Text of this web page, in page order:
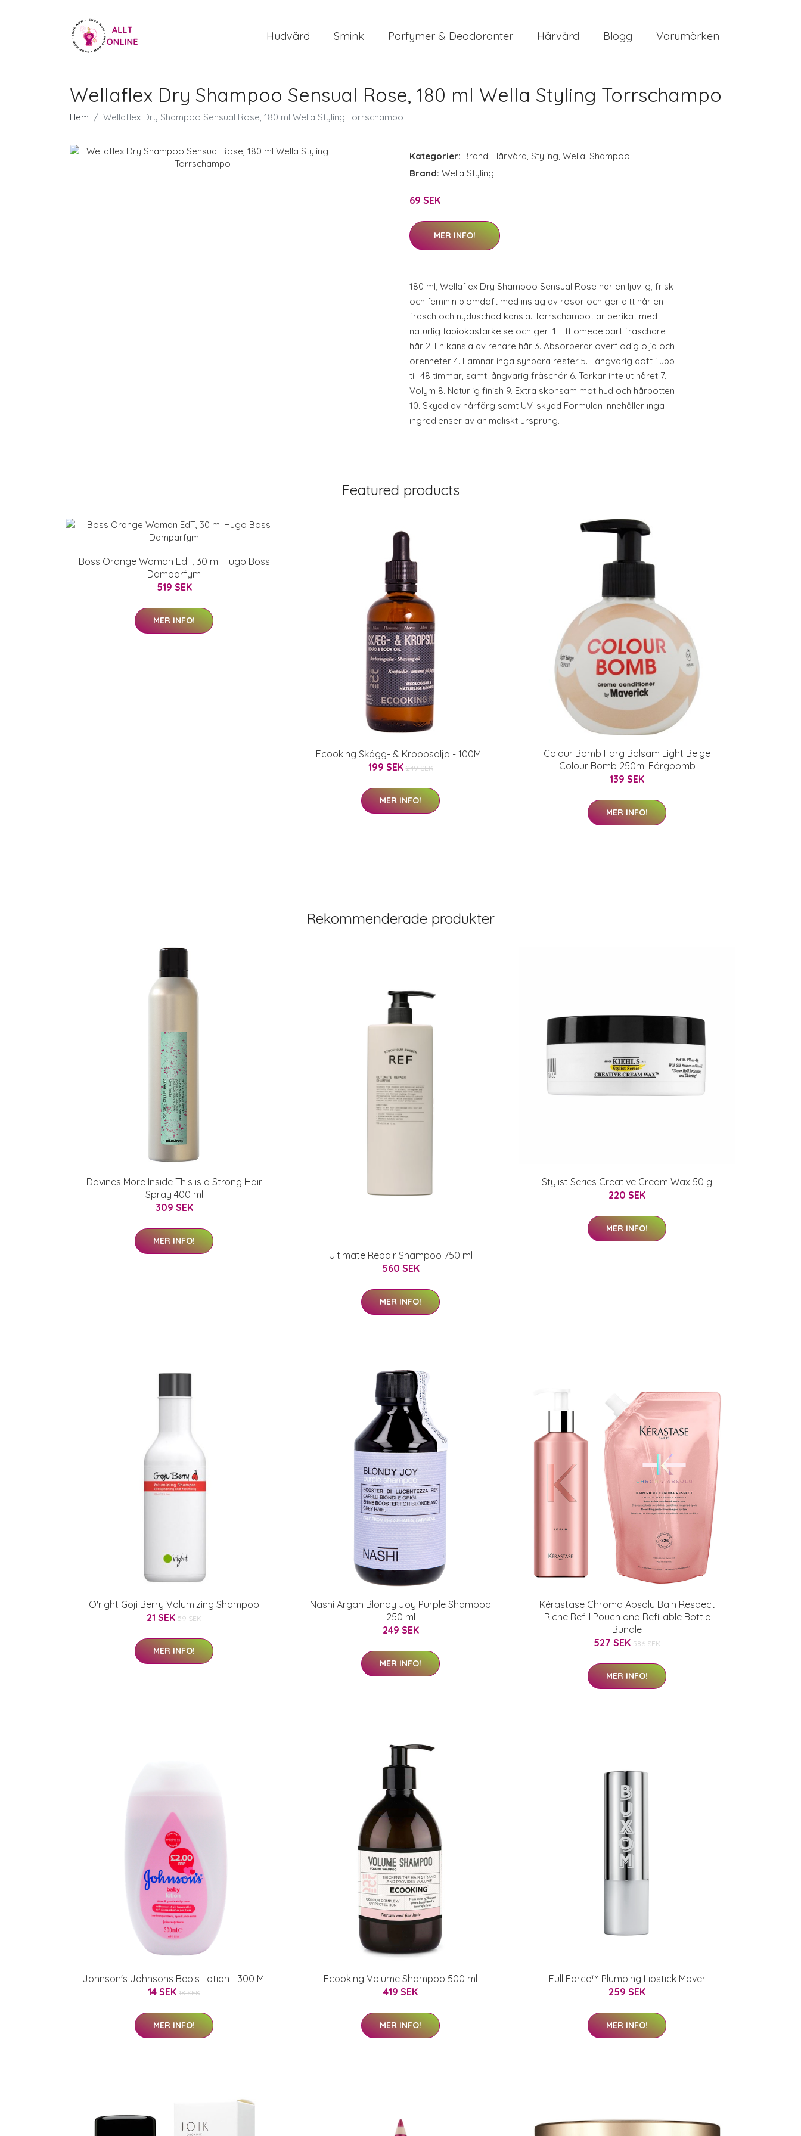
Hudvård Smink Parfymer & Deodoranter Hårvård Blogg Varumärken
Wellaflex Dry Shampoo Sensual Rose, 180 ml Wella Styling Torrschampo
Hem Wellaflex Dry Shampoo Sensual Rose, 180 ml Wella Styling Torrschampo
Kategorier: Brand, Hårvård, Styling, Wella, Shampoo
Brand: Wella Styling
69 SEK
MER INFO!
180 ml, Wellaflex Dry Shampoo Sensual Rose har en ljuvlig, frisk
och feminin blomdoft med inslag av rosor och ger ditt hår en
fräsch och nyduschad känsla. Torrschampot är berikat med
naturlig tapiokastärkelse och ger: 1. Ett omedelbart fräschare
hår 2. En känsla av renare hår 3. Absorberar överflödig olja och
orenheter 4. Lämnar inga synbara rester 5. Långvarig doft i upp
till 48 timmar, samt långvarig fräschör 6. Torkar inte ut håret 7.
Volym 8. Naturlig finish 9. Extra skonsam mot hud och hårbotten
10. Skydd av hårfärg samt UV-skydd Formulan innehåller inga
ingredienser av animaliskt ursprung.
Featured products
Boss Orange Woman EdT, 30 ml Hugo Boss
Damparfym
519 SEK
MER INFO!
Ecooking Skägg- & Kroppsolja - 100ML
199 SEK 249 SEK
MER INFO!
Colour Bomb Färg Balsam Light Beige
Colour Bomb 250ml Färgbomb
139 SEK
MER INFO!
Rekommenderade produkter
Davines More Inside This is a Strong Hair
Spray 400 ml
309 SEK
MER INFO!
Ultimate Repair Shampoo 750 ml
560 SEK
MER INFO!
Stylist Series Creative Cream Wax 50 g
220 SEK
MER INFO!
O'right Goji Berry Volumizing Shampoo
21 SEK 59 SEK
MER INFO!
Nashi Argan Blondy Joy Purple Shampoo
250 ml
249 SEK
MER INFO!
Kérastase Chroma Absolu Bain Respect
Riche Refill Pouch and Refillable Bottle
Bundle
527 SEK 586 SEK
MER INFO!
Johnson's Johnsons Bebis Lotion - 300 Ml
14 SEK 18 SEK
MER INFO!
Ecooking Volume Shampoo 500 ml
419 SEK
MER INFO!
Full Force™ Plumping Lipstick Mover
259 SEK
MER INFO!